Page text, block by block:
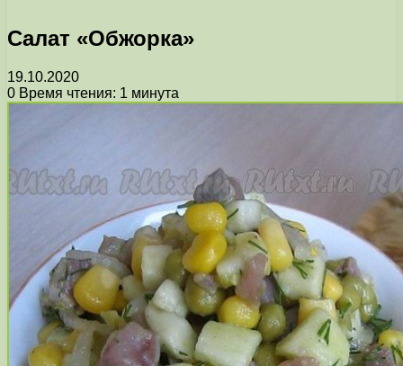
Салат «Обжорка»
19.10.2020
0 Время чтения: 1 минута